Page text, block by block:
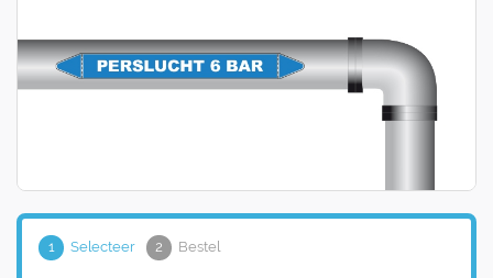
1 Selecteer 2 Bestel